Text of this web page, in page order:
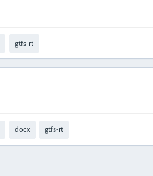
gtfs-rt
docx gtfs-rt